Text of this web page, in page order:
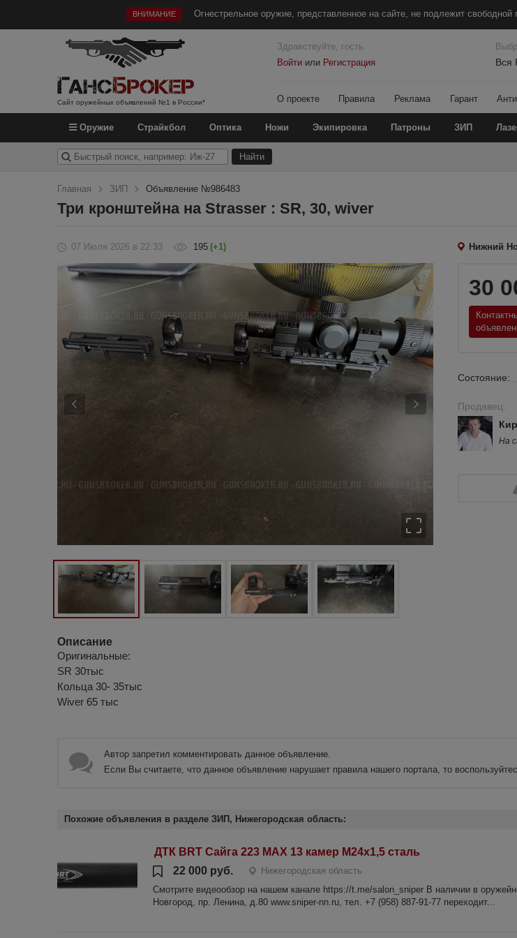
ВНИМАНИЕ Огнестрельное оружие, представленное на сайте, не подлежит
Сайт оружейных объявлений №1 в России*
Здравствуйте, гость
Войтиили Регистрация Вся
О проекте Правила Реклама Гарант
Оружие Страйкбол Оптика Ножи Экипировка Патроны ЗИП
Главная ЗИП Объявление №986483
Три кронштейна на Strasser : SR, 30, wiver
07 Июля 2026 в 22:33 195 (+1) Нижний
Описание
Оригинальные:
SR 30тыс
Кольца 30- 35тыс
Wiver 65 тыс
30
Состояние:
Продавец:
На
Автор запретил комментировать данное объявление.
Если Вы считаете, что данное объявление нарушает правила нашего портала, то
Похожие объявления в разделе ЗИП, Нижегородская область:
ДТК BRT Сайга 223 МАХ 13 камер М24х1,5 сталь
22 000 руб.
Нижегородская область
Смотрите видеообзор на нашем канале https://t.me/salon_sniper В наличии в
Новгород, пр. Ленина, д.80 www.sniper-nn.ru, тел. +7 (958) 887-91-77 переходит...